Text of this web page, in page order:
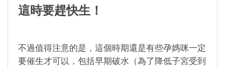
這時要趕快生！
不過值得注意的是，這個時期還是有些孕媽咪一定
要催生才可以，包括早期破水（為了降低子宮受到